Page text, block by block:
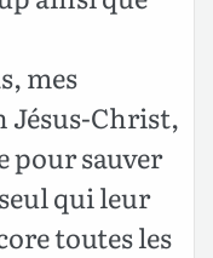
mes
Jésus-Christ,
pour sauver
qui leur
toutes les